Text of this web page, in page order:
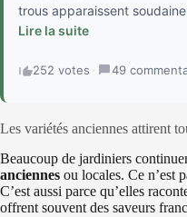
trous apparaissent
Lire la suite
252 votes · 49
Les variétés anciennes attirent
Beaucoup de jardiniers
anciennes ou locales. Ce n’est
C’est aussi parce qu’elles
offrent souvent des saveurs